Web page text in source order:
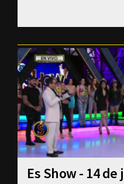
Es Show - 14